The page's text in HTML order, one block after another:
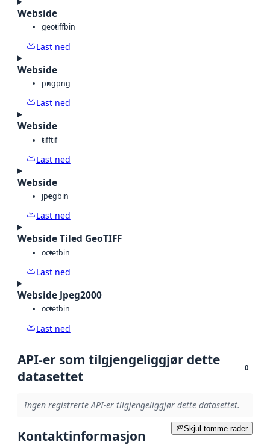
Webside
geotiffbin
Last ned
Webside
pngpng
Last ned
Webside
tifftif
Last ned
Webside
jpegbin
Last ned
Webside Tiled GeoTIFF
octetbin
Last ned
Webside Jpeg2000
octetbin
Last ned
API-er som tilgjengeliggjør dette
datasettet
0
Ingen registrerte API-er tilgjengeliggjør dette datasettet.
Skjul tomme rader
Kontaktinformasjon